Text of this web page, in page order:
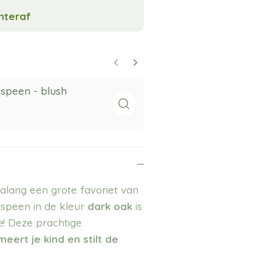
- blush
een grote favoriet van
in de kleur dark oak is
! Deze prachtige
je kind en stilt de